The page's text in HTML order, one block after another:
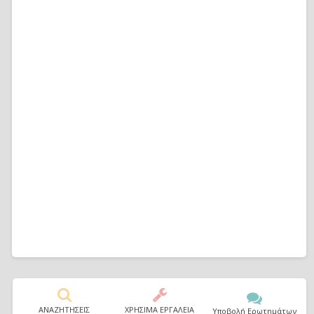
ΑΝΑΖΗΤΗΣΕΙΣ ΧΡΗΣΙΜΑ ΕΡΓΑΛΕΙΑ Υποβολή Ερωτημάτων